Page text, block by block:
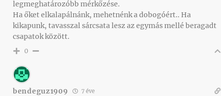
legmeghatározóbb mérkőzése.
Ha őket elkalapálnánk, mehetnénk a dobogóért.. Ha
kikapunk, tavasszal sárcsata lesz az egymás mellé beragadt
csapatok között.
0
bendeguz1909 7 éve